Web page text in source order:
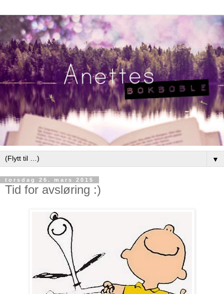
▼
torsdag 26. mars 2015
Tid for avsløring :)